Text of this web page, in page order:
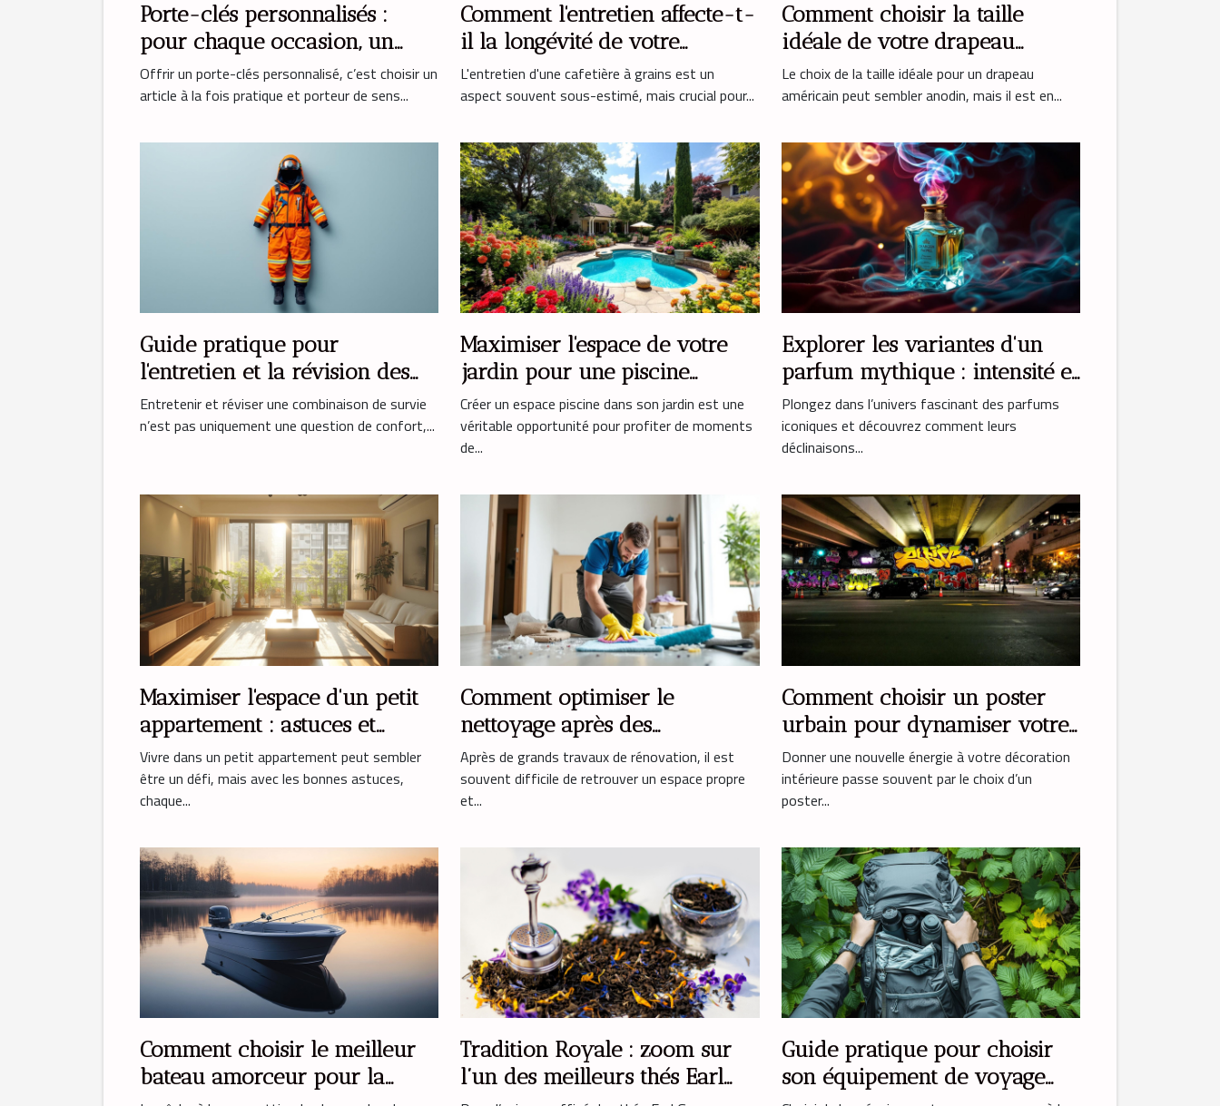
Porte-clés personnalisés :
pour chaque occasion, un
cadeau unique
Offrir un porte-clés personnalisé, c’est choisir un
article à la fois pratique et porteur de sens...
Comment l'entretien affecte-t-
il la longévité de votre
cafetière à grains ?
L'entretien d'une cafetière à grains est un
aspect souvent sous-estimé, mais crucial pour...
Comment choisir la taille
idéale de votre drapeau
américain ?
Le choix de la taille idéale pour un drapeau
américain peut sembler anodin, mais il est en...
Guide pratique pour
l'entretien et la révision des
combinaisons de survie
Entretenir et réviser une combinaison de survie
n’est pas uniquement une question de confort,...
Maximiser l'espace de votre
jardin pour une piscine
parfaite
Créer un espace piscine dans son jardin est une
véritable opportunité pour profiter de moments
de...
Explorer les variantes d'un
parfum mythique : intensité et
émotion
Plongez dans l’univers fascinant des parfums
iconiques et découvrez comment leurs
déclinaisons...
Maximiser l'espace d'un petit
appartement : astuces et
solutions
Vivre dans un petit appartement peut sembler
être un défi, mais avec les bonnes astuces,
chaque...
Comment optimiser le
nettoyage après des
rénovations majeures ?
Après de grands travaux de rénovation, il est
souvent difficile de retrouver un espace propre
et...
Comment choisir un poster
urbain pour dynamiser votre
déco ?
Donner une nouvelle énergie à votre décoration
intérieure passe souvent par le choix d’un
poster...
Comment choisir le meilleur
bateau amorceur pour la
Tradition Royale : zoom sur
l’un des meilleurs thés Earl
Guide pratique pour choisir
son équipement de voyage